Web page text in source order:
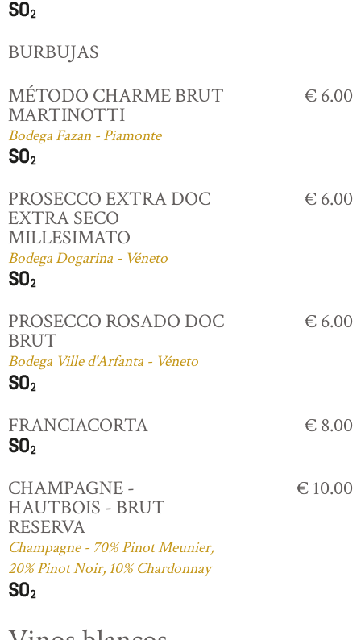
BURBUJAS
MÉTODO CHARME BRUT
MARTINOTTI
Bodega Fazan - Piamonte
€ 6.00
PROSECCO EXTRA DOC
EXTRA SECO
MILLESIMATO
Bodega Dogarina - Véneto
€ 6.00
PROSECCO ROSADO DOC
BRUT
Bodega Ville d'Arfanta - Véneto
€ 6.00
FRANCIACORTA € 8.00
CHAMPAGNE -
HAUTBOIS - BRUT
RESERVA
Champagne - 70% Pinot Meunier,
20% Pinot Noir, 10% Chardonnay
€ 10.00